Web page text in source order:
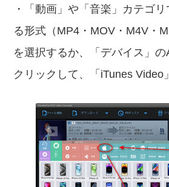
・「動画」や「音楽」カテゴ
る形式（MP4・MOV・M4V・
を選択するか、「デバイス」
クリックして、「iTunes Video